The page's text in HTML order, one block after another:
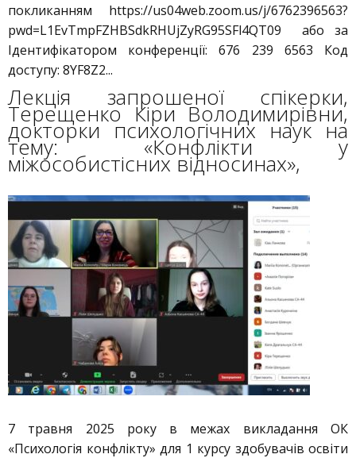
покликанням https://us04web.zoom.us/j/6762396563?
pwd=L1EvTmpFZHBSdkRHUjZyRG95SFl4QT09 або за
Ідентифікатором конференції: 676 239 6563 Код
доступу: 8YF8Z2...
Лекція запрошеної спікерки,
Терещенко Кіри Володимирівни,
докторки психологічних наук на
тему: «Конфлікти у
міжособистісних відносинах»,
7 травня 2025 року в межах викладання ОК
«Психологія конфлікту» для 1 курсу здобувачів освіти